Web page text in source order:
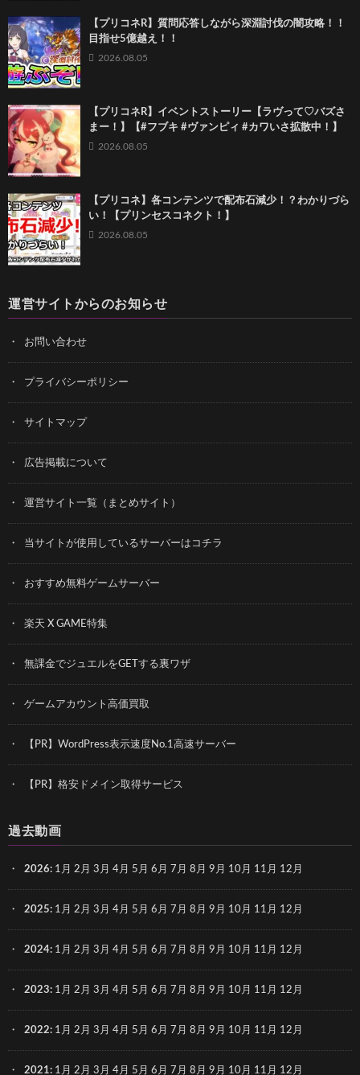
【プリコネR】質問応答しながら深淵討伐の闇攻略！！
目指せ5億越え！！
2026.08.05
【プリコネR】イベントストーリー【ラヴって♡バズさ
まー！】【#フブキ #ヴァンピィ #カワいさ拡散中！】
2026.08.05
【プリコネ】各コンテンツで配布石減少！？わかりづら
い！【プリンセスコネクト！】
2026.08.05
運営サイトからのお知らせ
お問い合わせ
プライバシーポリシー
サイトマップ
広告掲載について
運営サイト一覧（まとめサイト）
当サイトが使用しているサーバーはコチラ
おすすめ無料ゲームサーバー
楽天 X GAME特集
無課金でジュエルをGETする裏ワザ
ゲームアカウント高価買取
【PR】WordPress表示速度No.1高速サーバー
【PR】格安ドメイン取得サービス
過去動画
2026: 1月 2月 3月 4月 5月 6月 7月 8月 9月 10月 11月 12月
2025: 1月 2月 3月 4月 5月 6月 7月 8月 9月 10月 11月 12月
2024: 1月 2月 3月 4月 5月 6月 7月 8月 9月 10月 11月 12月
2023: 1月 2月 3月 4月 5月 6月 7月 8月 9月 10月 11月 12月
2022: 1月 2月 3月 4月 5月 6月 7月 8月 9月 10月 11月 12月
2021: 1月 2月 3月 4月 5月 6月 7月 8月 9月 10月 11月 12月